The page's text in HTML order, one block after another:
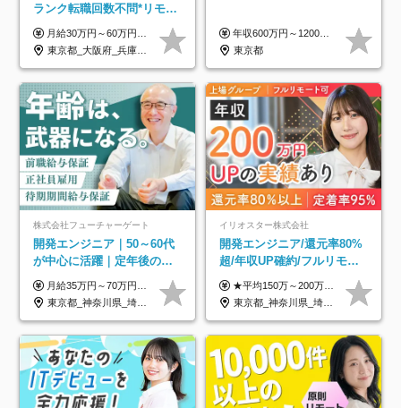
ランク転職回数不問*リモー
ト案件多数*残業ほぼ0*通院
のための半休制度あり
月給30万円～60万円+住宅手当+職能手当+役職手当+決算賞与+報奨金 ※経験・能力を考慮し、優遇します ※給与には20時間分のみなし時間外手当(3万7000円以上)を含みます(超過時間分は別途追加支給) ※試用期間3～6ヵ月あり(その間の給与、待遇に差異なし) ※場合によって契約社員での採用の可能性あり(面接時に応相談)
東京都_大阪府_兵庫県_京都府_福岡県
年収600万円～1200万円 ※上記年収は、想定年収です。住居費補助、子手当などの各種手当を含む金額です。 ※経験・能力等を考慮の上、当社規定により決定します。
東京都
株式会社フューチャーゲート
開発エンジニア｜50～60代
が中心に活躍｜定年後の給
与減ナシ｜年収50万円アッ
プ実績／昇給率92％（直近3
年）
月給35万円～70万円（固定残業代30時間分63,869円～を含む）+賞与年1回 ※30時間を超える分は別途支給します ●これまでのご経験・スキル・前職給与をできる限り考慮します ●待機期間も給与を100％支給します ●試用期間中も給与や福利厚生は同じです ≪年収を維持しながら長く働けます！≫ 一般的な企業では55歳や60歳を機に年収が下がりますが、 当社は役職などではなく「スキルや経験」で評価。 エンジニアとして長く働きながら あなたにふさわしい年収を維持できます！
東京都_神奈川県_埼玉県_千葉県
イリオスター株式会社
開発エンジニア/還元率80%
超/年収UP確約/フルリモ
OK/年休130日/平均残業7h/
約2万件の案件から選択
★平均150万～200万円年収UPを実現！ ★前職給与を100％保証！ ★案件内容の開示・明確な評価体制あり ⇒クライアント評価で即昇給を実現したケースも◎ ★年12回（毎月昇給チャンスあり） ■月給35万円～103万円 ※経験・能力・前職給与を考慮し、決定 ※上記給与には月30時間分(6万6500円以上)の固定残業代が含まれます。超過分は手当として別途支給します ※試用期間3ヶ月あり(期間中の給与・待遇面に差異はありません) ▼収入アップの実例をご紹介 ───────────── ★働き方改革をした30代男性（PG） 子どもが生まれたばかりなのに、忙しい現場で残業も月50～60時間が当たり前。 ⇒残業ほぼゼロ＆週3リモートの働き方に！しかも給与もアップ！ ★収入アップした30代男性（PM） 子供が3人いて家計も苦しく、残業代で稼ぐ日々… ⇒残業をたくさんしていた年収額より、100万円以上アップしました！
東京都_神奈川県_埼玉県_千葉県_大阪府_愛知県_北海道_青森県_岩手県_宮城県_秋田県_山形県_福島県_茨城県_栃木県_群馬県_新潟県_山梨県_長野県_富山県_石川県_福井県_静岡県_岐阜県_三重県_兵庫県_京都府_滋賀県_奈良県_和歌山県_広島県_岡山県_鳥取県_島根県_山口県_徳島県_香川県_愛媛県_高知県_福岡県_熊本県_佐賀県_長崎県_大分県_宮崎県_鹿児島県_沖縄県